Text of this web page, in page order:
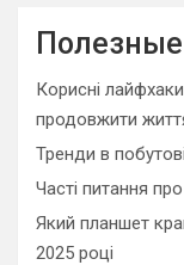
Корисні
продовжити
Тренди в
Часті питання
Який планшет
2025 році